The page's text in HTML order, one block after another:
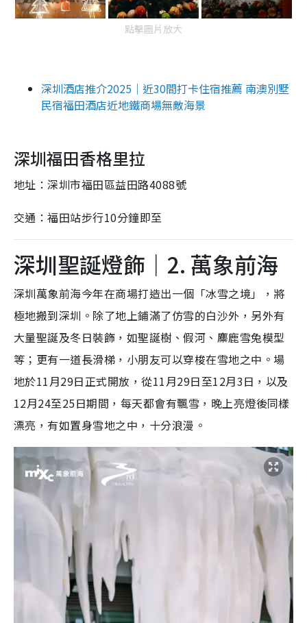
點擊圖片放大
深圳酒店推介2025｜近30間打卡住宿推薦 南澳別墅
民宿福田酒店近地鐵商場無敵海景
深圳福田香格里拉
地址：深圳市福田區益田路4088號
交通：福田站步行10分鐘即至
深圳聖誕燈飾｜2. 萬象前海
深圳萬象前海今年在商場打造出一個「冰雪之境」，將
極地搬到深圳。除了地上鋪滿了仿雪的白沙外，另外有
大量聖誕及冬日裝飾，如聖誕樹、假河、麋鹿雪兔模型
等；更有一道長滑梯，小朋友可以穿梭在雪地之中。場
地於11月29日正式開放，從11月29日至12月3日，以及
12月24至25日期間，每天都會有飄雪，晚上亮燈後同樣
漂亮，有如置身雪地之中，十分浪漫。